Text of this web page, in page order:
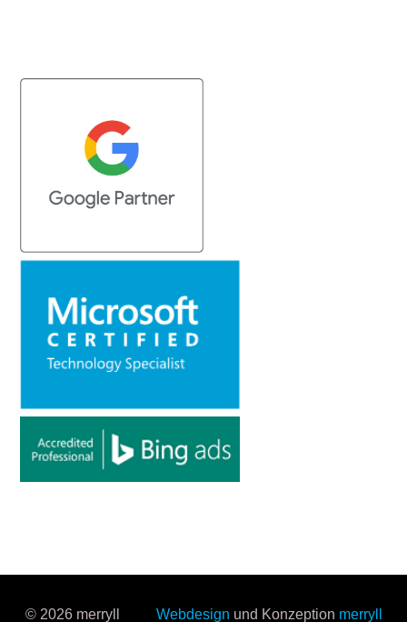
© 2026 merryll Webdesign und Konzeption merryll